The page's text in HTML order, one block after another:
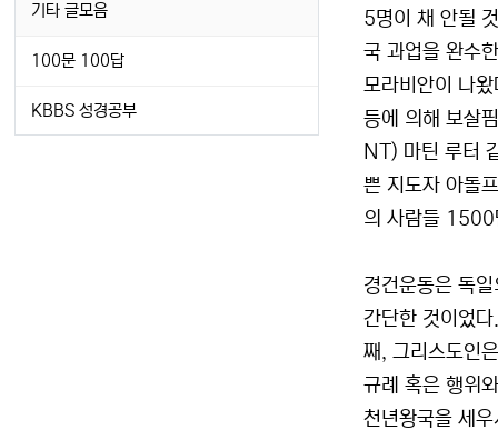
5명이 채 안될
국 과업을 완수
모라비안이 나
등에 의해 보살
NT) 마틴 루터
쁜 지도자 아돌
의 사람들 1500
경건운동은 독
간단한 것이었
째, 그리스도인
규례 혹은 행위
천년왕국을 세
기타 글모음
100문 100답
KBBS 성경공부